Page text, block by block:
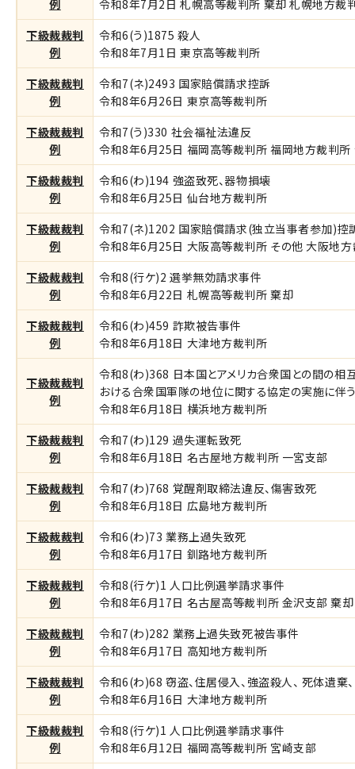
例
令和8年7月2日 札幌高等裁判所 棄却 札幌地方裁
下級裁裁判
例
令和6(う)1875 殺人
令和8年7月1日 東京高等裁判所
下級裁裁判
例
令和7(ネ)2493 国家賠償請求控訴
令和8年6月26日 東京高等裁判所
下級裁裁判
例
令和7(う)330 社会福祉法違反
令和8年6月25日 福岡高等裁判所 福岡地方裁判
下級裁裁判
例
令和6(わ)194 強盗致死、器物損壊
令和8年6月25日 仙台地方裁判所
下級裁裁判
例
令和7(ネ)1202 国家賠償請求(独立当事者参加)控
令和8年6月25日 大阪高等裁判所 その他 大阪地
下級裁裁判
例
令和8(行ケ)2 選挙無効請求事件
令和8年6月22日 札幌高等裁判所 棄却
下級裁裁判
例
令和6(わ)459 詐欺被告事件
令和8年6月18日 大津地方裁判所
下級裁裁判
例
令和8(わ)368 日本国とアメリカ合衆国との間の
おける合衆国軍隊の地位に関する協定の実施に伴
令和8年6月18日 横浜地方裁判所
下級裁裁判
例
令和7(わ)129 過失運転致死
令和8年6月18日 名古屋地方裁判所 一宮支部
下級裁裁判
例
令和7(わ)768 覚醒剤取締法違反、傷害致死
令和8年6月18日 広島地方裁判所
下級裁裁判
例
令和6(わ)73 業務上過失致死
令和8年6月17日 釧路地方裁判所
下級裁裁判
例
令和8(行ケ)1 人口比例選挙請求事件
令和8年6月17日 名古屋高等裁判所 金沢支部 棄却
下級裁裁判
例
令和7(わ)282 業務上過失致死被告事件
令和8年6月17日 高知地方裁判所
下級裁裁判
例
令和6(わ)68 窃盗、住居侵入、強盗殺人、 死体遺
令和8年6月16日 大津地方裁判所
下級裁裁判
例
令和8(行ケ)1 人口比例選挙請求事件
令和8年6月12日 福岡高等裁判所 宮崎支部